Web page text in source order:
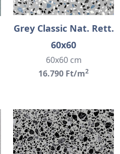
Grey Classic Nat. Rett.
60x60
60x60 cm
16.790 Ft/m2